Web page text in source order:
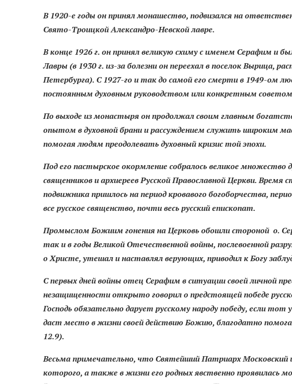
В 1920-е годы он принял монашество, подвизался на
Свято-Троицкой Александро-Невской лавре.
В конце 1926 г. он принял великую схиму с именем Серафим и
Лавры (в 1930 г. из-за болезни он переехал в поселок Вырица,
Петербурга). С 1927-го и так до cамой его смерти в 1949-ом
постоянным духовным руководством или конкретным
По выходе из монастыря он продолжал своим главным
опытом в духовной брани и рассуждением служить широким
помогая людям преодолевать духовный кризис той эпохи.
Под его пастырское окормление собралось великое множество
священников и архиереев Русской Православной Церкви. Время
подвижника пришлось на период кровавого богоборчества,
все русское священство, почти весь русский епископат.
Промыслом Божиим гонения на Церковь обошли стороной о.
так и в годы Великой Отечественной войны, послевоенной
о Христе, утешал и наставлял верующих, приводил к Богу
С первых дней войны отец Серафим в ситуации своей личной
незащищенности открыто говорил о предстоящей победе
Господь обязательно дарует русскому народу победу, если тот
даст место в жизни своей действию Божию, благодатно
12.9).
Весьма примечательно, что Святейший Патриарх Московский
которого, а также в жизни его родных явственно проявилась